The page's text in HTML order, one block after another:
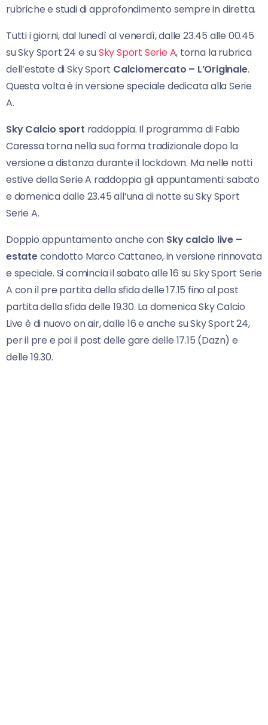
rubriche e studi di approfondimento sempre in diretta.
Tutti i giorni, dal lunedì al venerdì, dalle 23.45 alle 00.45
su Sky Sport 24 e suSky Sport Serie A, torna la rubrica
dell’estate di Sky Sport Calciomercato – L’Originale.
Questa volta è in versione speciale dedicata alla Serie
A.
Sky Calcio sport raddoppia. Il programma di Fabio
Caressa torna nella sua forma tradizionale dopo la
versione a distanza durante il lockdown. Ma nelle notti
estive della Serie A raddoppia gli appuntamenti: sabato
e domenica dalle 23.45 all’una di notte su Sky Sport
Serie A.
Doppio appuntamento anche con Sky calcio live –
estatecondotto Marco Cattaneo, in versione rinnovata
e speciale. Si comincia il sabato alle 16 su Sky Sport Serie
A con il pre partita della sfida delle 17.15 fino al post
partita della sfida delle 19.30. La domenica Sky Calcio
Live è di nuovo on air, dalle 16 e anche su Sky Sport 24,
per il pre e poi il post delle gare delle 17.15 (Dazn) e
delle 19.30.